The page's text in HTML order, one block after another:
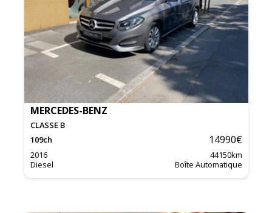
MERCEDES-BENZ
CLASSE B
109ch 14990€
2016 44150km
Diesel
Boîte Automatique